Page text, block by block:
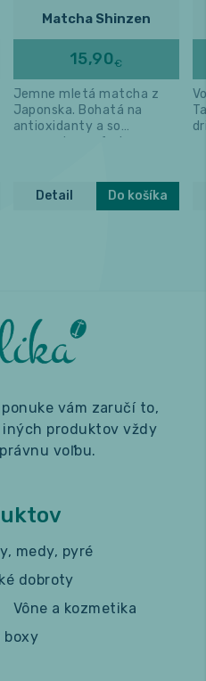
Matcha Shinzen
15,90€
Jemne mletá matcha z
Japonska. Bohatá na
antioxidanty a so
smaragdovou farbou.
Detail Do košíka
vám zaručí to,
iných produktov vždy
voľbu.
medy, pyré
dobroty
Vône a kozmetika
boxy